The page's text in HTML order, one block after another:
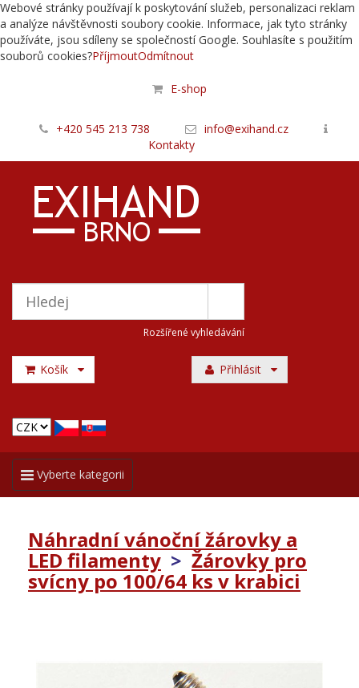
Webové stránky používají k poskytování služeb, personalizaci reklam
a analýze návštěvnosti soubory cookie. Informace, jak tyto stránky
používáte, jsou sdíleny se společností Google. Souhlasíte s použitím
souborů cookies?PříjmoutOdmítnout
E-shop
+420 545 213 738
info@exihand.cz
Kontakty
Rozšířené vyhledávání
Košík Přihlásit
Toggle
navigation
Vyberte kategorii
Náhradní vánoční žárovky a
LED filamenty > Žárovky pro
svícny po 100/64 ks v krabici